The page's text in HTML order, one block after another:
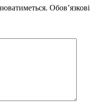
Обов’язкові